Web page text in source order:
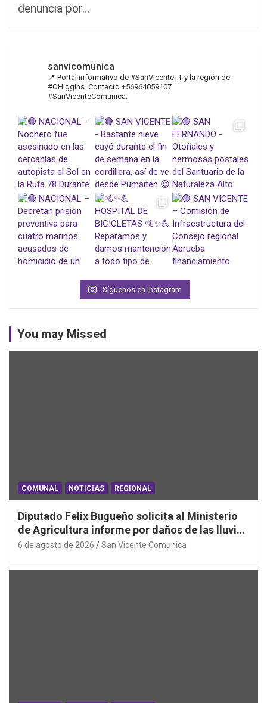
denuncia por…
sanvicomunica
📍 Portal informativo de #SanVicenteTT y la región de
#OHiggins. Contacto +56964059107
#SanVicenteComunica.
Síguenos en Instagram
You may Missed
COMUNAL NOTICIAS REGIONAL
Diputado Felix Bugueño solicita al Ministerio
de Agricultura informe por daños de las lluvias
en la Región de O´Higgins
6 de agosto de 2026 San Vicente Comunica